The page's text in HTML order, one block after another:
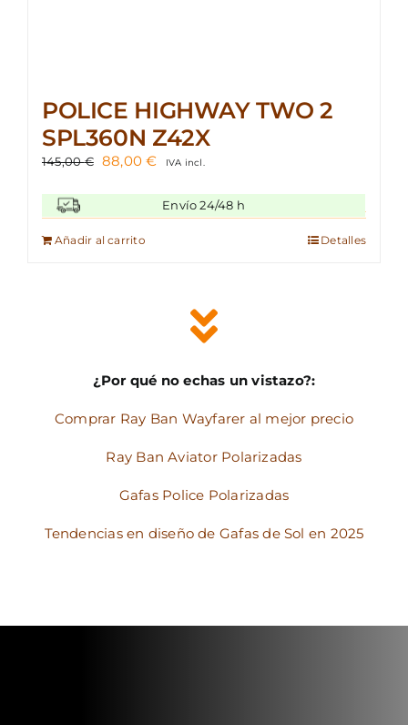
POLICE HIGHWAY TWO 2
SPL360N Z42X
145,00€ El
original
era:
145,00 €.
88,00€ El
actual
es:
IVA incl.
Envío 24/48 h
Añadir al carrito Detalles
¿Por qué no echas un vistazo?:
Comprar Ray Ban Wayfarer al mejor precio
Ray Ban Aviator Polarizadas
Gafas Police Polarizadas
Tendencias en diseño de Gafas de Sol en 2025